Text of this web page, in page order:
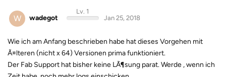
W wadegot
Lv. 1
Jan 25, 2018
Wie ich am Anfang beschrieben habe hat dieses Vorgehen mit
Ã¤lteren (nicht x 64) Versionen prima funktioniert.
Der Fab Support hat bisher keine LÃ¶sung parat. Werde , wenn ich